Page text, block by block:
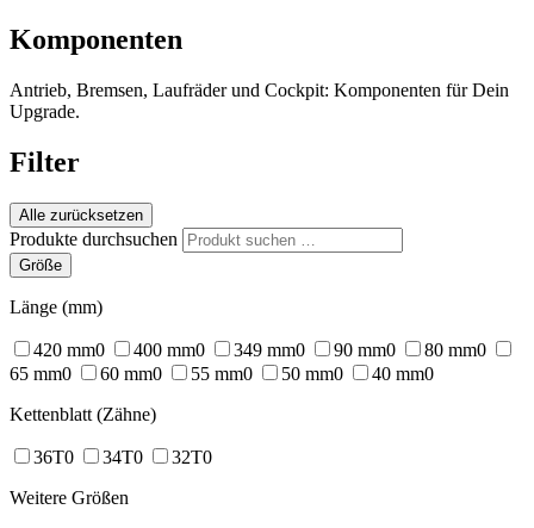
Komponenten
Antrieb, Bremsen, Laufräder und Cockpit: Komponenten für Dein
Upgrade.
Filter
Alle zurücksetzen
Produkte durchsuchen
Größe
Länge (mm)
420 mm0 400 mm0 349 mm0 90 mm0 80 mm0
65 mm0 60 mm0 55 mm0 50 mm0 40 mm0
Kettenblatt (Zähne)
36T0 34T0 32T0
Weitere Größen